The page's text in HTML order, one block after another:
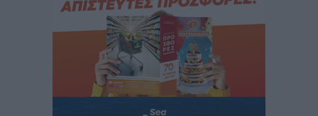
Τοπικές Ειδήσεις• πριν 2 ώρες
Την Παρασκευή 21 Αυγούστου η τελετή εγκαινίων
του νέου Περιφερειακού Πολυδύναμου Ιατρείου
Γενναδίου παρουσία του Άδωνι Γεωργιάδη
Τοπικές Ειδήσεις• πριν 2 ώρες